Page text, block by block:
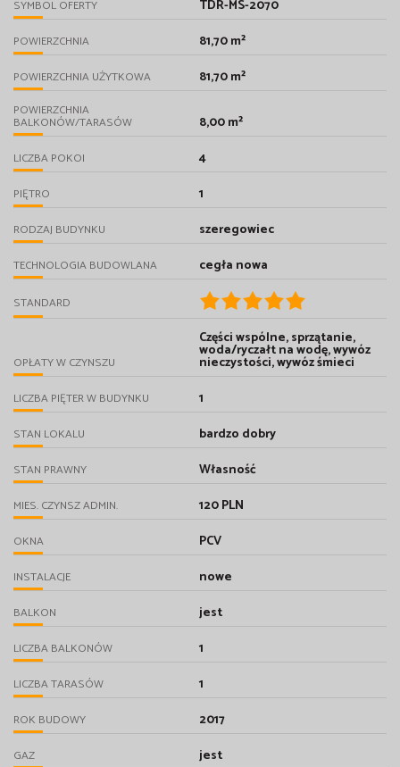
SYMBOL OFERTY TDR-MS-2070
POWIERZCHNIA 81,70 m²
POWIERZCHNIA UŻYTKOWA 81,70 m²
POWIERZCHNIA
BALKONÓW/TARASÓW 8,00 m²
LICZBA POKOI 4
PIĘTRO 1
RODZAJ BUDYNKU szeregowiec
TECHNOLOGIA BUDOWLANA cegła nowa
STANDARD
OPŁATY W CZYNSZU
Części wspólne, sprzątanie,
woda/ryczałt na wodę, wywóz
nieczystości, wywóz śmieci
LICZBA PIĘTER W BUDYNKU 1
STAN LOKALU bardzo dobry
STAN PRAWNY Własność
MIES. CZYNSZ ADMIN. 120 PLN
OKNA PCV
INSTALACJE nowe
BALKON jest
LICZBA BALKONÓW 1
LICZBA TARASÓW 1
ROK BUDOWY 2017
GAZ jest